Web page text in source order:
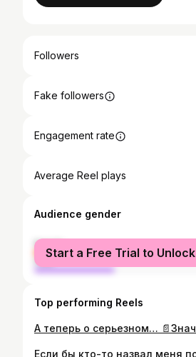
Followers
Fake followers
Engagement rate
Average Reel plays
Audience gender
female
male
Start a Free Trial to Unlock
Top performing Reels